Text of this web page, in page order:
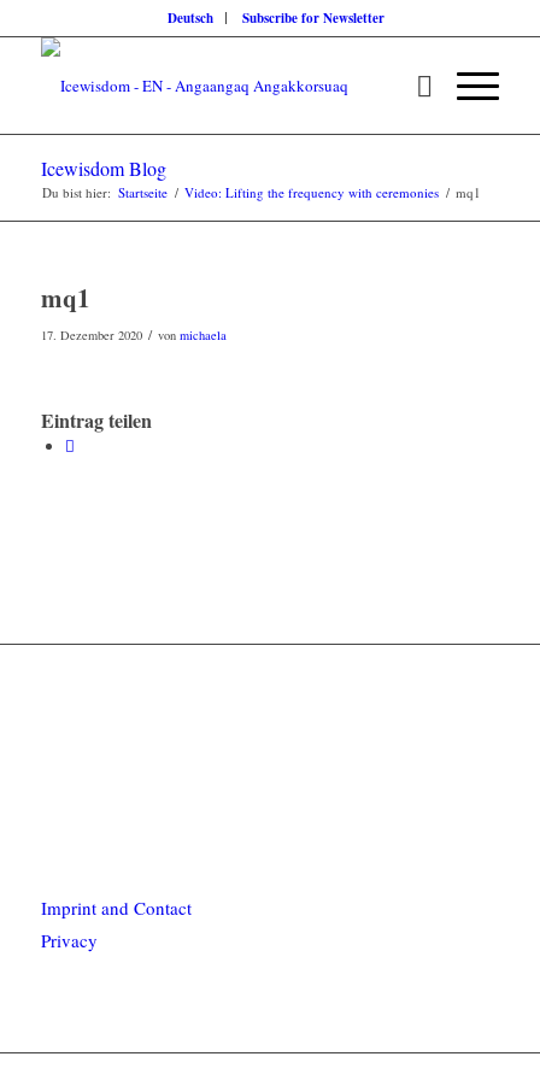
Deutsch Subscribe for Newsletter
Icewisdom Blog
Du bist hier: Startseite / Video: Lifting the frequency with ceremonies / mq1
mq1
17. Dezember 2020 / von michaela
Eintrag teilen
Imprint and Contact
Privacy